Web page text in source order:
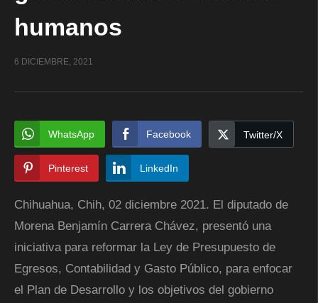
humanos
6 DICIEMBRE, 2021
WhatsApp Facebook Twitter/X
Pinterest LinkedIn
Chihuahua, Chih, 02 diciembre 2021. El diputado de
Morena Benjamín Carrera Chávez, presentó una
iniciativa para reformar la Ley de Presupuesto de
Egresos, Contabilidad y Gasto Público, para enfocar
el Plan de Desarrollo y los objetivos del gobierno